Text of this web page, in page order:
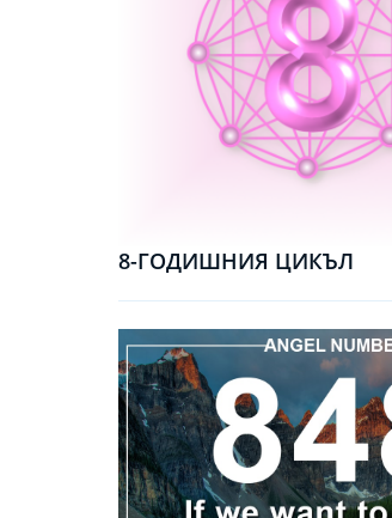
8-ГОДИШНИЯ ЦИКЪЛ